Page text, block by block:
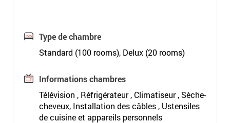
Type de chambre
Standard (100 rooms), Delux (20 rooms)
Informations chambres
Télévision , Réfrigérateur , Climatiseur , Sèche-
cheveux, Installation des câbles , Ustensiles
de cuisine et appareils personnels